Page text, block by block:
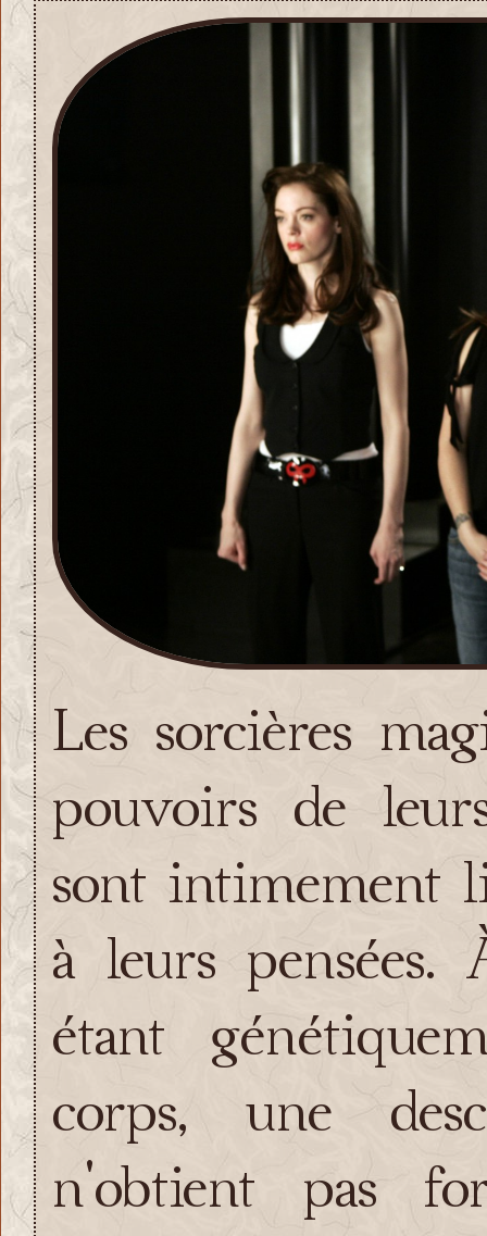
Les sorcières
pouvoirs de
sont intimement
à leurs
étant
corps, une
n'obtient pas